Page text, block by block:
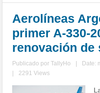
Aerolíneas
primer A-330-
renovación de
Publicado porTallyHo Date:
2291 Views